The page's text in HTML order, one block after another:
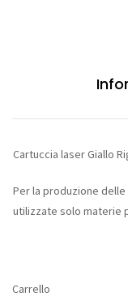
Cartuccia laser Giallo
Per la produzione
utilizzate solo materie
Carrello